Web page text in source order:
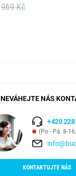
969 Kč
NEVÁHEJTE NÁS
+420 228
(Po - Pá: 8-
KONTAKTUJTE NÁS